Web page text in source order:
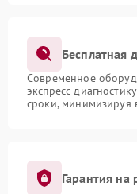
Бесплатная
Современное
экспресс-
сроки, минимизируя
Гарантия на